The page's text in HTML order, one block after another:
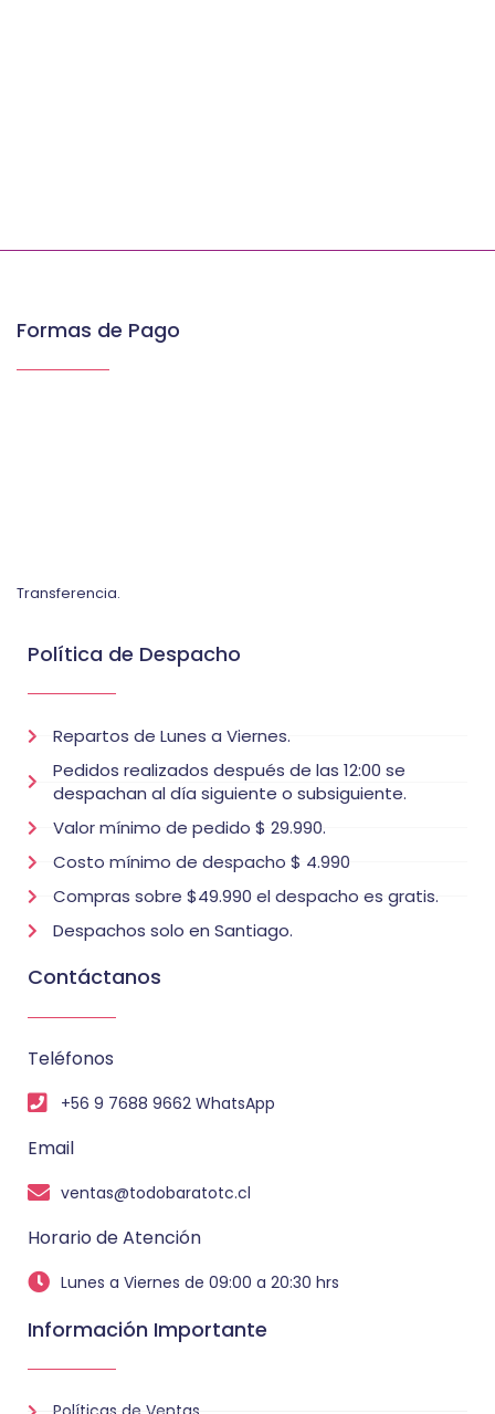
Formas de Pago
Transferencia.
Política de Despacho
Repartos de Lunes a Viernes.
Pedidos realizados después de las 12:00 se
despachan al día siguiente o subsiguiente.
Valor mínimo de pedido $ 29.990.
Costo mínimo de despacho $ 4.990
Compras sobre $49.990 el despacho es gratis.
Despachos solo en Santiago.
Contáctanos
Teléfonos
+56 9 7688 9662 WhatsApp
Email
ventas@todobaratotc.cl
Horario de Atención
Lunes a Viernes de 09:00 a 20:30 hrs
Información Importante